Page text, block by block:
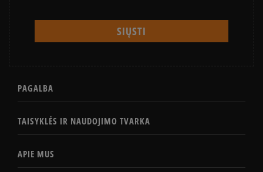
PAGALBA
TAISYKLĖS IR NAUDOJIMO TVARKA
APIE MUS